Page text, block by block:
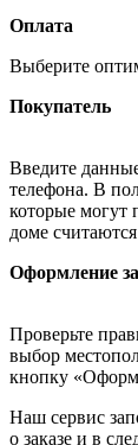
Оплата
Выберите
Покупатель
Введите
телефона. В
которые могут
доме
Оформление
Проверьте
выбор
кнопку
Наш сервис
о заказе и в